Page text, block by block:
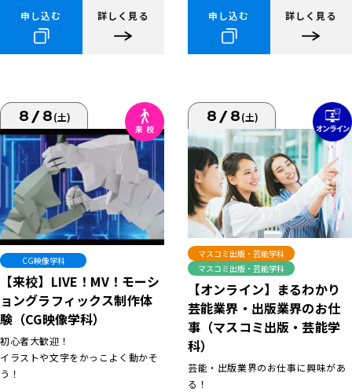
申し込む 詳しく見る 申し込む 詳しく見る
8/8(土)
CG映像学科
【来校】LIVE！MV！モーシ
ョングラフィックス制作体
験（CG映像学科）
初心者大歓迎！
イラストや文字をかっこよく動かそ
う！
8/8(土)
マスコミ出版・芸能学科
マスコミ出版・芸能学科
【オンライン】まるわかり
芸能業界・出版業界のお仕
事（マスコミ出版・芸能学
科）
芸能・出版業界のお仕事に興味があ
る！